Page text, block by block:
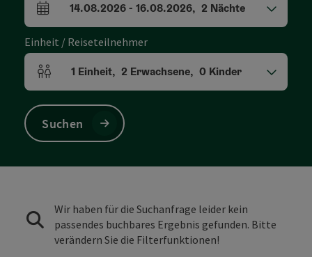
An- und Abreisefelder
14.08.2026- 16.08.2026, 2 Nächte
Einheit / Reiseteilnehmer
Einheitenanzahl und Personenfelder
1 Einheit, 2 Erwachsene, 0 Kinder
Suchen
Wir haben für die Suchanfrage leider kein
passendes buchbares Ergebnis gefunden. Bitte
verändern Sie die Filterfunktionen!